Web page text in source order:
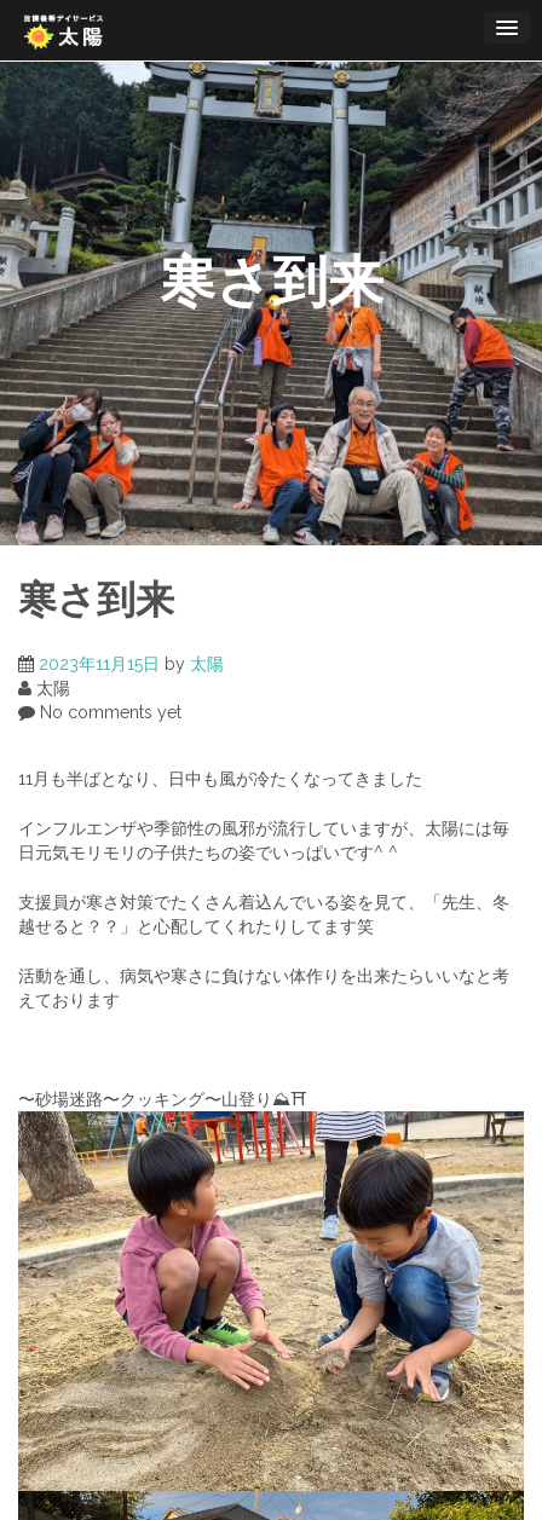
Skip
content
寒さ到来
寒さ到来
2023年11月15日 by 太陽
太陽
No comments yet
11月も半ばとなり、日中も風が冷たくなってきました
インフルエンザや季節性の風邪が流行していますが、太陽には毎
日元気モリモリの子供たちの姿でいっぱいです^ ^
支援員が寒さ対策でたくさん着込んでいる姿を見て、「先生、冬
越せると？？」と心配してくれたりしてます笑
活動を通し、病気や寒さに負けない体作りを出来たらいいなと考
えております
〜砂場迷路〜クッキング〜山登り⛰️⛩️